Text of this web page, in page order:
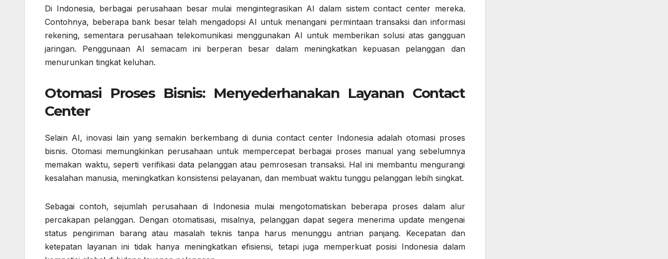
Di Indonesia, berbagai perusahaan besar mulai mengintegrasikan AI dalam sistem contact center mereka.
Contohnya, beberapa bank besar telah mengadopsi AI untuk menangani permintaan transaksi dan informasi
rekening, sementara perusahaan telekomunikasi menggunakan AI untuk memberikan solusi atas gangguan
jaringan. Penggunaan AI semacam ini berperan besar dalam meningkatkan kepuasan pelanggan dan
menurunkan tingkat keluhan.
Otomasi Proses Bisnis: Menyederhanakan Layanan Contact
Center
Selain AI, inovasi lain yang semakin berkembang di dunia contact center Indonesia adalah otomasi proses
bisnis. Otomasi memungkinkan perusahaan untuk mempercepat berbagai proses manual yang sebelumnya
memakan waktu, seperti verifikasi data pelanggan atau pemrosesan transaksi. Hal ini membantu mengurangi
kesalahan manusia, meningkatkan konsistensi pelayanan, dan membuat waktu tunggu pelanggan lebih singkat.
Sebagai contoh, sejumlah perusahaan di Indonesia mulai mengotomatiskan beberapa proses dalam alur
percakapan pelanggan. Dengan otomatisasi, misalnya, pelanggan dapat segera menerima update mengenai
status pengiriman barang atau masalah teknis tanpa harus menunggu antrian panjang. Kecepatan dan
ketepatan layanan ini tidak hanya meningkatkan efisiensi, tetapi juga memperkuat posisi Indonesia dalam